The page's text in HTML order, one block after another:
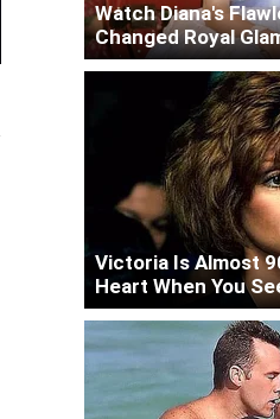
Watch Diana's
Changed Royal
Victoria Is Almost
Heart When You